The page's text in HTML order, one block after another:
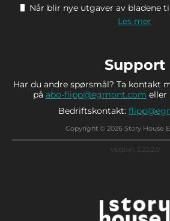
Når blir nye utgaver av bladene
Les mer
Support
Har du andre spørsmål? Ta kontakt
på abo-flipp@egmont.com eller
Bedriftskontakt:
Copyright © 2026 Story House
Version: 3.20.2.0